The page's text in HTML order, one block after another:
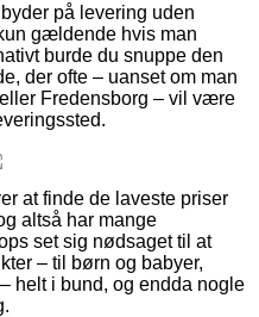
på levering uden
gældende hvis man
burde du snuppe den
der ofte – uanset om man
Fredensborg – vil være
at finde de laveste priser
altså har mange
set sig nødsaget til at
– til børn og babyer,
helt i bund, og endda nogle